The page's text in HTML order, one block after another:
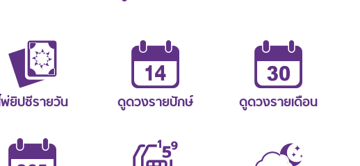
ไพ่ยิปซีรายวัน ดูดวงรายปักษ์ ดูดวงรายเดือน